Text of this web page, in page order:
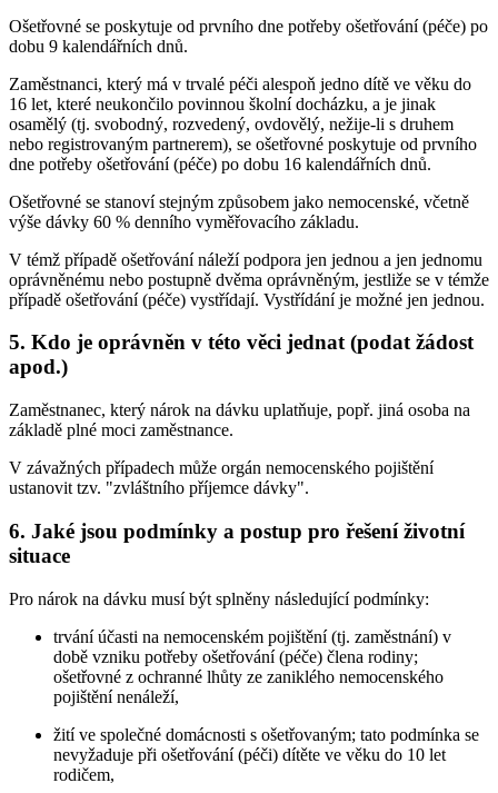
Ošetřovné se poskytuje od prvního dne potřeby ošetřování (péče) po
dobu 9 kalendářních dnů.
Zaměstnanci, který má v trvalé péči alespoň jedno dítě ve věku do
16 let, které neukončilo povinnou školní docházku, a je jinak
osamělý (tj. svobodný, rozvedený, ovdovělý, nežije-li s druhem
nebo registrovaným partnerem), se ošetřovné poskytuje od prvního
dne potřeby ošetřování (péče) po dobu 16 kalendářních dnů.
Ošetřovné se stanoví stejným způsobem jako nemocenské, včetně
výše dávky 60 % denního vyměřovacího základu.
V témž případě ošetřování náleží podpora jen jednou a jen jednomu
oprávněnému nebo postupně dvěma oprávněným, jestliže se v témže
případě ošetřování (péče) vystřídají. Vystřídání je možné jen jednou.
5. Kdo je oprávněn v této věci jednat (podat žádost
apod.)
Zaměstnanec, který nárok na dávku uplatňuje, popř. jiná osoba na
základě plné moci zaměstnance.
V závažných případech může orgán nemocenského pojištění
ustanovit tzv. "zvláštního příjemce dávky".
6. Jaké jsou podmínky a postup pro řešení životní
situace
Pro nárok na dávku musí být splněny následující podmínky:
trvání účasti na nemocenském pojištění (tj. zaměstnání) v
době vzniku potřeby ošetřování (péče) člena rodiny;
ošetřovné z ochranné lhůty ze zaniklého nemocenského
pojištění nenáleží,
žití ve společné domácnosti s ošetřovaným; tato podmínka se
nevyžaduje při ošetřování (péči) dítěte ve věku do 10 let
rodičem,